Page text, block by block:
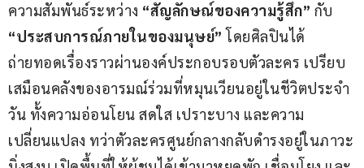
ความสัมพันธ์ระหว่าง “สัญลักษณ์ของความรู้สึก” กับ
“ประสบการณ์ภายในของมนุษย์” โดยศิลปินได้
ถ่ายทอดเรื่องราวผ่านองค์ประกอบรอบตัวละคร เปรียบ
เสมือนคลังของอารมณ์ร่วมที่หมุนเวียนอยู่ในชีวิตประจำ
วัน ทั้งความอ่อนโยน สดใส เปราะบาง และความ
เปลี่ยนแปลง ทว่าตัวละครศูนย์กลางกลับดำรงอยู่ในภาวะ